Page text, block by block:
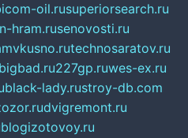
oil.rusuperiorsearch.ru
hram.rusenovosti.ru
technosaratov.ru
bigbad.ru227gp.ruwes-ex.ru
black-lady.rustroy-db.com
dvigremont.ru
blogizotovoy.ru